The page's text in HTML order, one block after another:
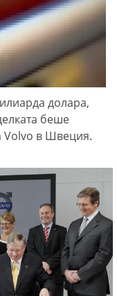
долара,
беше
Volvo в Швеция.